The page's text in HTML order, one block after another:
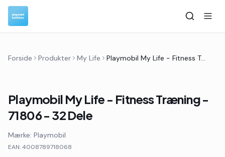
Forside Produkter My Life Playmobil My Life - Fitness Træning - 71806 - 32 Dele
Playmobil My Life - Fitness Træning -
71806 - 32 Dele
Mærke: Playmobil
EAN:4008789718068